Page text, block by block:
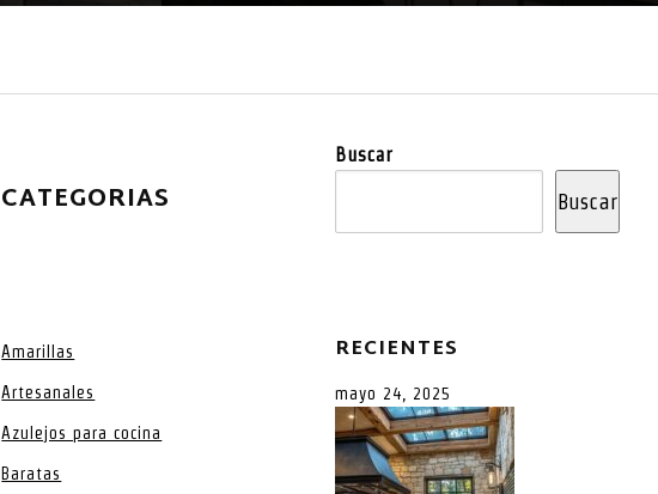
CATEGORIAS
Amarillas
Artesanales
Azulejos para cocina
Baratas
Buscar
Buscar
RECIENTES
mayo 24, 2025